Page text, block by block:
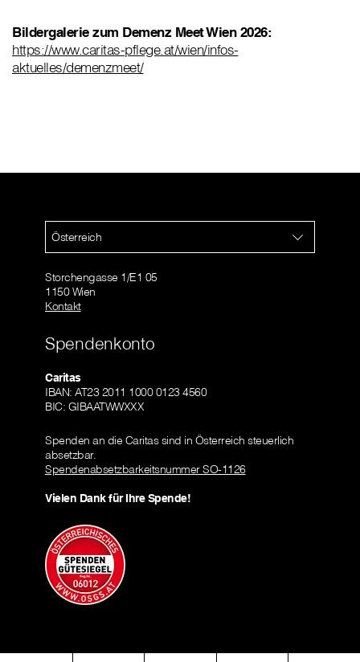
Bildergalerie zum Demenz Meet Wien 2026:
https://www.caritas-pflege.at/wien/infos-
aktuelles/demenzmeet/
Österreich
Storchengasse 1/E1 05
1150 Wien
Kontakt
Spendenkonto
Caritas
IBAN: AT23 2011 1000 0123 4560
BIC: GIBAATWWXXX
Spenden an die Caritas sind in Österreich steuerlich
absetzbar.
Spendenabsetzbarkeitsnummer SO-1126
Vielen Dank für Ihre Spende!